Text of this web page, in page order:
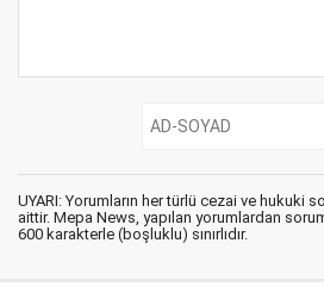
UYARI: Yorumların her türlü cezai ve hukuki
aittir. Mepa News, yapılan yorumlardan
600 karakterle (boşluklu) sınırlıdır.